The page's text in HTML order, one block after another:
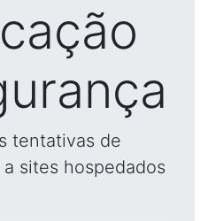
tentativas de
sites hospedados